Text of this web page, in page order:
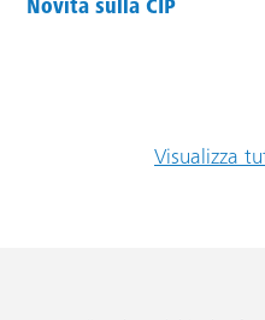
Novità sulla CIP
Visualizza